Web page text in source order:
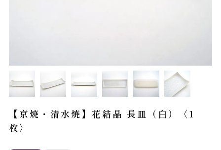
【京焼・清水焼】花結晶 長皿（白）〈1
枚〉